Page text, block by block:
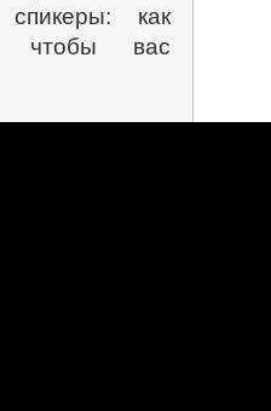
как
чтобы вас